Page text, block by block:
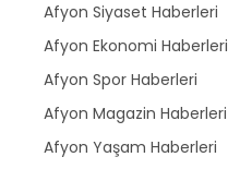
Afyon Siyaset Haberleri
Afyon Ekonomi Haberleri
Afyon Spor Haberleri
Afyon Magazin Haberleri
Afyon Yaşam Haberleri